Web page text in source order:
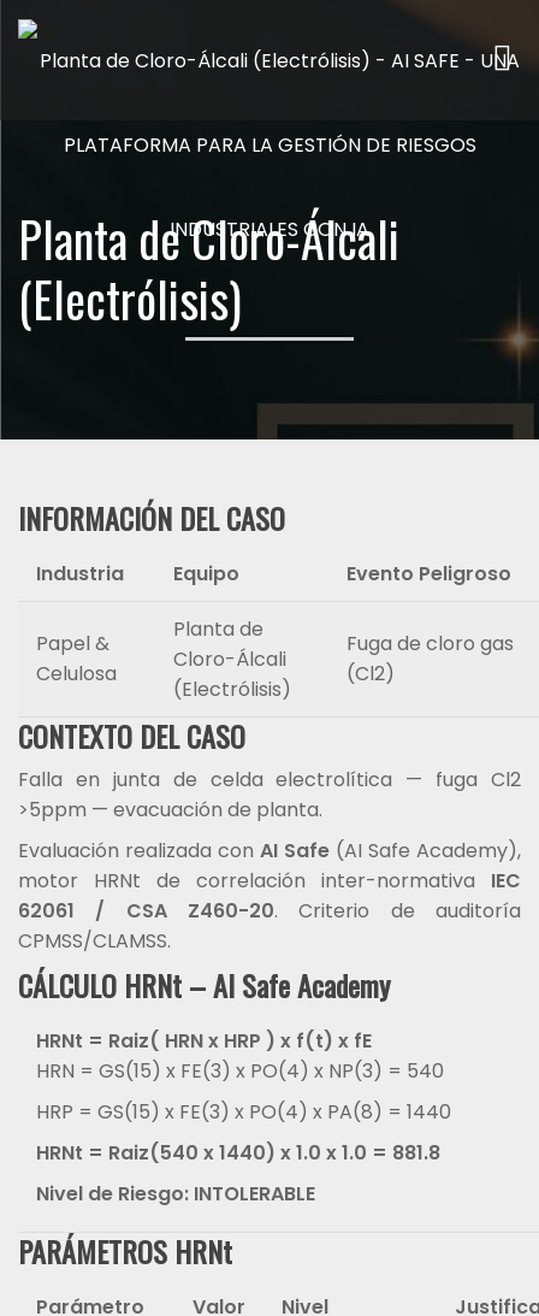
Planta de Cloro-Álcali
(Electrólisis)
INFORMACIÓN DEL CASO
Industria Equipo Evento Peligroso
Papel &
Celulosa
Planta de
Cloro-Álcali
(Electrólisis)
Fuga de cloro gas
(Cl2)
CONTEXTO DEL CASO
Falla en junta de celda electrolítica — fuga Cl2
>5ppm — evacuación de planta.
Evaluación realizada con AI Safe (AI Safe Academy),
motor HRNt de correlación inter-normativa IEC
62061 / CSA Z460-20. Criterio de auditoría
CPMSS/CLAMSS.
CÁLCULO HRNt – AI Safe Academy
HRNt = Raiz( HRN x HRP ) x f(t) x fE
HRN = GS(15) x FE(3) x PO(4) x NP(3) = 540
HRP = GS(15) x FE(3) x PO(4) x PA(8) = 1440
HRNt = Raiz(540 x 1440) x 1.0 x 1.0 = 881.8
Nivel de Riesgo: INTOLERABLE
PARÁMETROS HRNt
Parámetro Valor Nivel